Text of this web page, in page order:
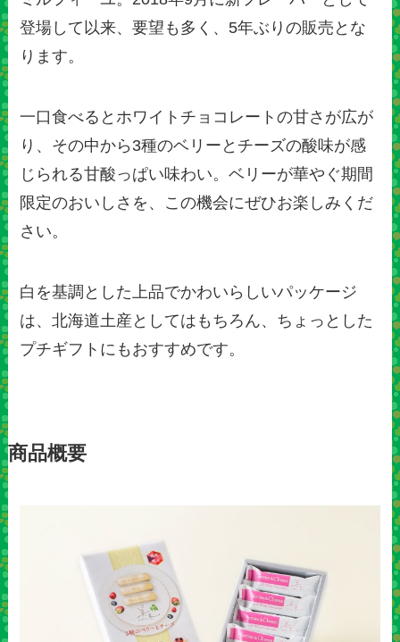
登場して以来、要望も多く、5年ぶりの販売とな
ります。
一口食べるとホワイトチョコレートの甘さが広が
り、その中から3種のベリーとチーズの酸味が感
じられる甘酸っぱい味わい。ベリーが華やぐ期間
限定のおいしさを、この機会にぜひお楽しみくだ
さい。
白を基調とした上品でかわいらしいパッケージ
は、北海道土産としてはもちろん、ちょっとした
プチギフトにもおすすめです。
商品概要